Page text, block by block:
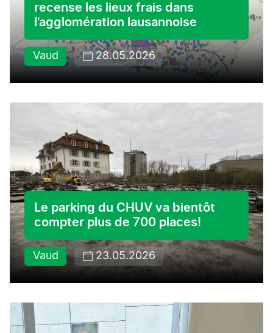
recense les lieux frais dans
l’agglomération lausannoise
Vaud 28.05.2026
Le parking du CHUV va bientôt
compter plus de 700 places!
Vaud 23.05.2026